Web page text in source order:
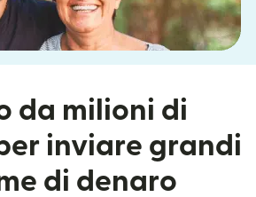
da milioni di
inviare grandi
di denaro